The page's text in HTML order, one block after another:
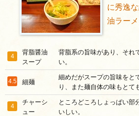
に秀逸
油ラーメ
4
背脂醤油
スープ
背脂系の旨味があり、それ
い。
4.5 細麺
細めだがスープの旨味をと
り、また麺自体の味もとて
4
チャーシ
ュー
ところどころしょっぱい部
いしい。